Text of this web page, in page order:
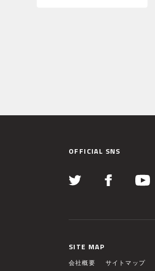
OFFICIAL SNS
SITE MAP
会社概要 サイトマップ